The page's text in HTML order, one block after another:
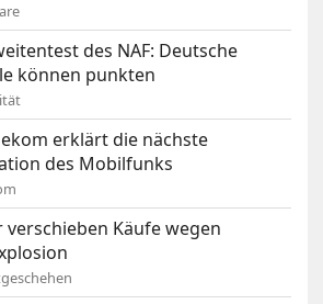
des NAF: Deutsche
können punkten
erklärt die nächste
des Mobilfunks
verschieben Käufe wegen